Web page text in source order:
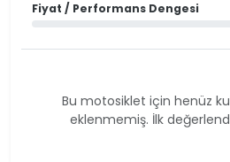
Fiyat / Performans Dengesi
Bu motosiklet için henüz
eklenmemiş. İlk